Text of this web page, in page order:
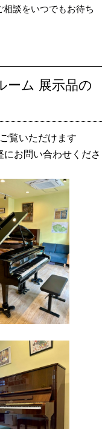
凱旋リサイタル＠イデア
、入荷しました♪
デル、入荷しました♪
メンテナンス・レポート
納品決定！
文をいただきました♪
文をいただきました♪
ンテナンス・レポート♪
談をいつでもお待ち
ーム 展示品の
覧いただけます
お問い合わせくださ